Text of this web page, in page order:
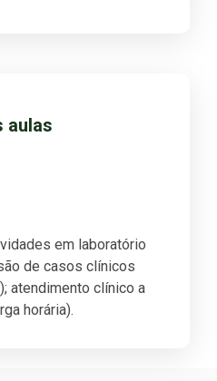
aulas
em laboratório
de casos clínicos
atendimento clínico a
horária).